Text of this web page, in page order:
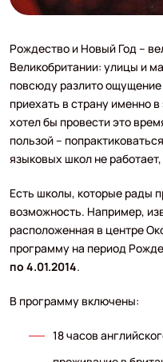
Рождество и Новый Год –
Великобритании: улицы и
повсюду разлито
приехать в страну именно
хотел бы провести это
пользой –
языковых школ не
Есть школы, которые рады
возможность. Например,
расположенная в центре
программу на период
по 4.01.2014.
В программу включены:
18 часов